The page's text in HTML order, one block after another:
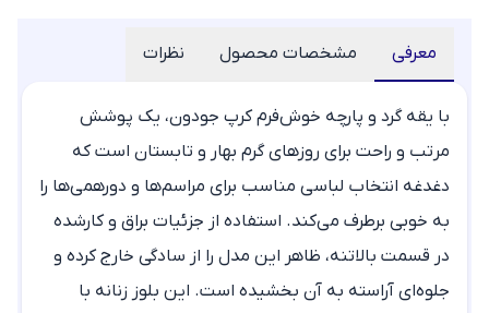
معرفی مشخصات محصول نظرات
با یقه گرد و پارچه خوش‌فرم کرپ جودون، یک پوشش
مرتب و راحت برای روزهای گرم بهار و تابستان است که
دغدغه انتخاب لباسی مناسب برای مراسم‌ها و دورهمی‌ها را
به خوبی برطرف می‌کند. استفاده از جزئیات براق و کارشده
در قسمت بالاتنه، ظاهر این مدل را از سادگی خارج کرده و
جلوه‌ای آراسته به آن بخشیده است. این بلوز زنانه با